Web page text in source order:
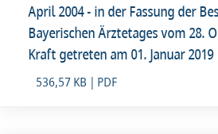
April 2004 - in der Fassung der
Bayerischen Ärztetages vom 28.
Kraft getreten am 01. Januar 2019
536,57 KB | PDF